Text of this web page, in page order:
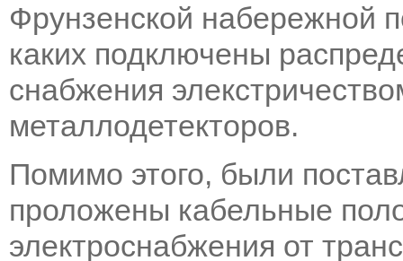
Фрунзенской набережной
каких подключены
снабжения
металлодетекторов.
Помимо этого, были
проложены кабельные
электроснабжения от